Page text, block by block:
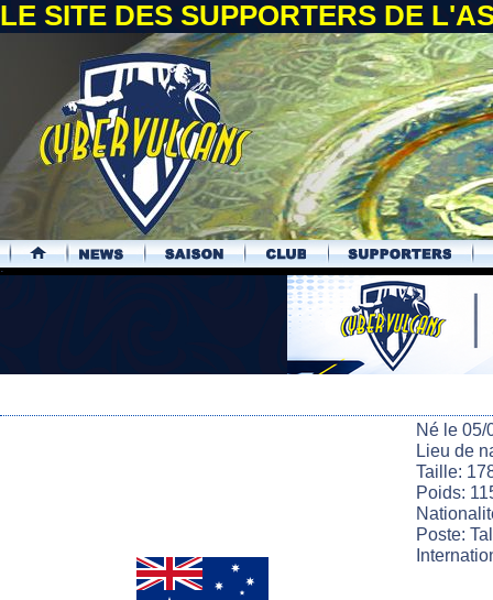
LE SITE DES SUPPORTERS DE
.
Né le 05/
Lieu de
Taille:
Poids:
Poste: